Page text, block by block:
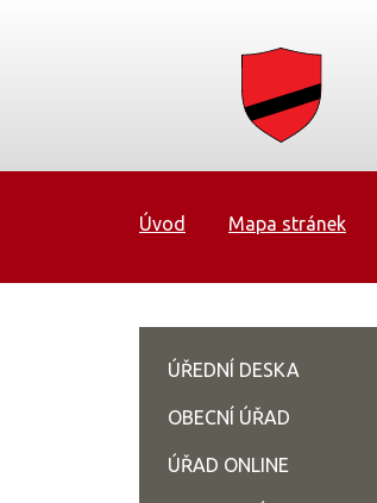
Úvod Mapa stránek
ÚŘEDNÍ DESKA
OBECNÍ ÚŘAD
ÚŘAD ONLINE